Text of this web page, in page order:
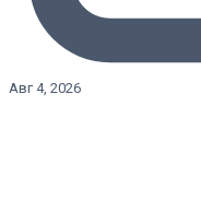
Авг 4, 2026